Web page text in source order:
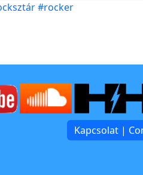
#rocker
window
Kapcsolat |